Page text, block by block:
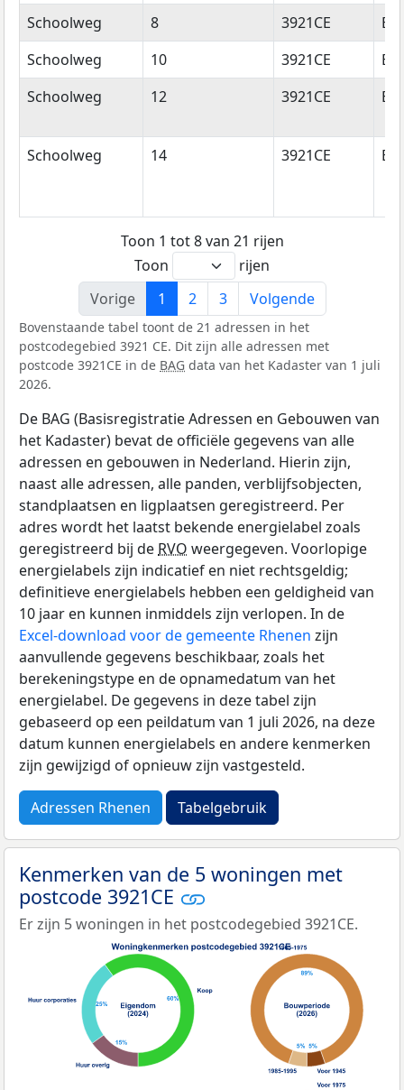
Schoolweg
8 3921CE
Schoolweg
10 3921CE
Schoolweg
12 3921CE
Schoolweg 14 3921CE
Toon 1 tot 8 van 21 rijen
Toon
rijen
Vorige
1 2 3 Volgende
Bovenstaande tabel toont de 21 adressen in het
postcodegebied 3921 CE. Dit zijn alle adressen met
postcode 3921CE in de BAG data van het Kadaster van 1 juli
2026.
De BAG (Basisregistratie Adressen en Gebouwen van
het Kadaster) bevat de officiële gegevens van alle
adressen en gebouwen in Nederland. Hierin zijn,
naast alle adressen, alle panden, verblijfsobjecten,
standplaatsen en ligplaatsen geregistreerd. Per
adres wordt het laatst bekende energielabel zoals
geregistreerd bij de RVO weergegeven. Voorlopige
energielabels zijn indicatief en niet rechtsgeldig;
definitieve energielabels hebben een geldigheid van
10 jaar en kunnen inmiddels zijn verlopen. In de
Excel-download voor de gemeente Rhenen zijn
aanvullende gegevens beschikbaar, zoals het
berekeningstype en de opnamedatum van het
energielabel. De gegevens in deze tabel zijn
gebaseerd op een peildatum van 1 juli 2026, na deze
datum kunnen energielabels en andere kenmerken
zijn gewijzigd of opnieuw zijn vastgesteld.
Adressen Rhenen Tabelgebruik
Kenmerken van de 5 woningen met
postcode 3921CE
Er zijn 5 woningen in het postcodegebied 3921CE.